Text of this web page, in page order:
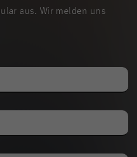
aus. Wir melden uns